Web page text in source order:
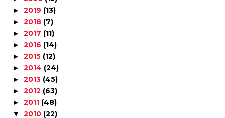
► 2019 (13)
► 2018 (7)
► 2017 (11)
► 2016 (14)
► 2015 (12)
► 2014 (24)
► 2013 (45)
► 2012 (63)
► 2011 (48)
▼ 2010 (22)